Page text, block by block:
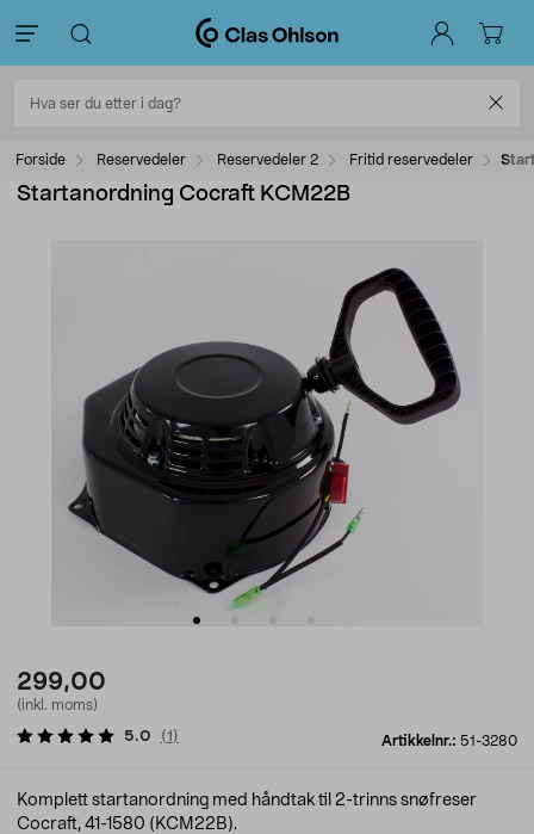
Forside Reservedeler Reservedeler 2 Fritid reservedeler
Startanordning Cocraft KCM22B
299,00
(inkl. moms)
Artikkelnr.: 51-3280
5.0 (1 )
Komplett startanordning med håndtak til 2-trinns snøfreser
Cocraft, 41-1580 (KCM22B).